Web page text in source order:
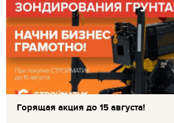
Горящая акция до 15 августа!